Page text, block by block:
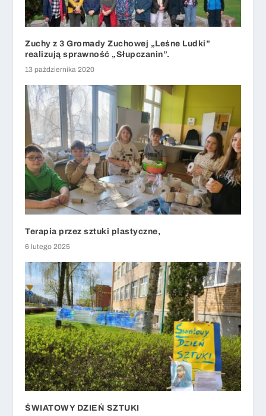
Zuchy z 3 Gromady Zuchowej „Leśne Ludki”
realizują sprawność „Słupczanin”.
13 października 2020
Terapia przez sztuki plastyczne,
6 lutego 2025
ŚWIATOWY DZIEŃ SZTUKI